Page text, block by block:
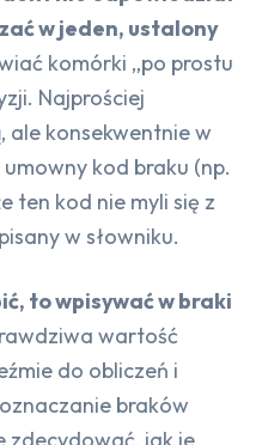
w jeden, ustalony
komórki „po prostu
Najprościej
ale konsekwentnie w
kod braku (np.
ten kod nie myli się z
w słowniku.
to wpisywać w braki
wartość
do obliczeń i
braków